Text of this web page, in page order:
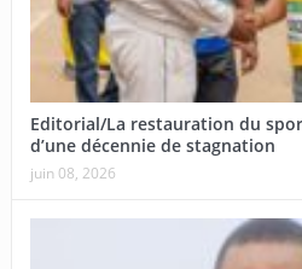
Editorial/La restauration du
d’une décennie de stagnation
juin 08, 2026